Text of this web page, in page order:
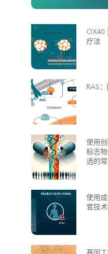
OX40
疗法
RAS
使用
标志
选的
使用
官技